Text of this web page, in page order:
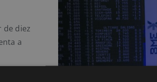
de diez
a